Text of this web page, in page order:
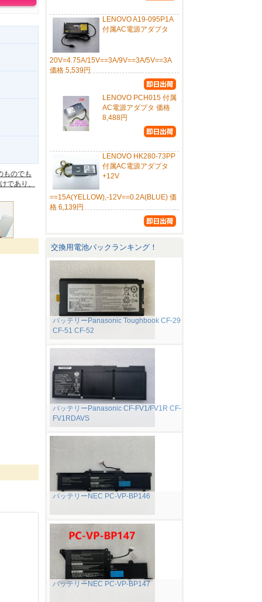
ものでも
であり、
LENOVO A19-095P1A
付属AC電源アダプタ
20V=4.75A/15V==3A/9V==3A/5V==3A
価格 5,539円
LENOVO PCH015 付属
AC電源アダプタ 価格
8,488円
LENOVO HK280-73PP
付属AC電源アダプタ
+12V
==15A(YELLOW),-12V==0.2A(BLUE) 価
格 6,139円
交換用電池パックランキング！
バッテリーPanasonic Toughbook CF-29
CF-51 CF-52
バッテリーPanasonic CF-FV1/FV1R CF-
FV1RDAVS
バッテリーNEC PC-VP-BP146
バッテリーNEC PC-VP-BP147